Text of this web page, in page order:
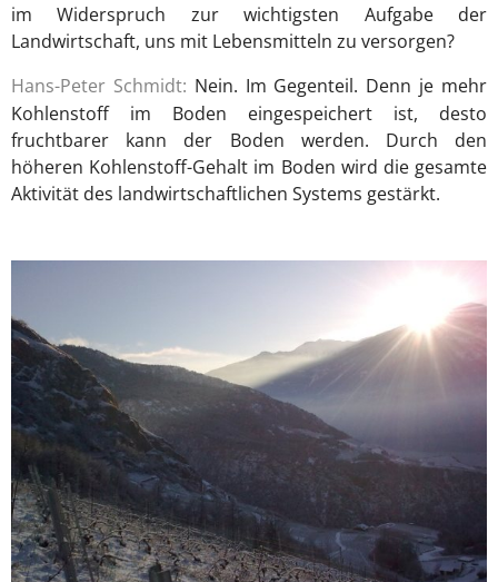
im Widerspruch zur wichtigsten Aufgabe der
Landwirtschaft, uns mit Lebensmitteln zu versorgen?
Hans-Peter Schmidt: Nein. Im Gegenteil. Denn je mehr
Kohlenstoff im Boden eingespeichert ist, desto
fruchtbarer kann der Boden werden. Durch den
höheren Kohlenstoff-Gehalt im Boden wird die gesamte
Aktivität des landwirtschaftlichen Systems gestärkt.